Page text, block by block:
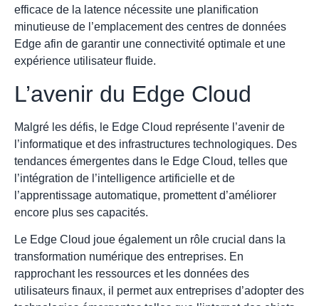
efficace de la latence nécessite une planification
minutieuse de l’emplacement des centres de données
Edge afin de garantir une connectivité optimale et une
expérience utilisateur fluide.
L’avenir du Edge Cloud
Malgré les défis, le Edge Cloud représente l’avenir de
l’informatique et des infrastructures technologiques. Des
tendances émergentes dans le Edge Cloud, telles que
l’intégration de l’intelligence artificielle et de
l’apprentissage automatique, promettent d’améliorer
encore plus ses capacités.
Le Edge Cloud joue également un rôle crucial dans la
transformation numérique des entreprises. En
rapprochant les ressources et les données des
utilisateurs finaux, il permet aux entreprises d’adopter des